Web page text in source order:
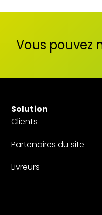
Vous pouvez
Solution
Clients
Partenaires du site
Livreurs